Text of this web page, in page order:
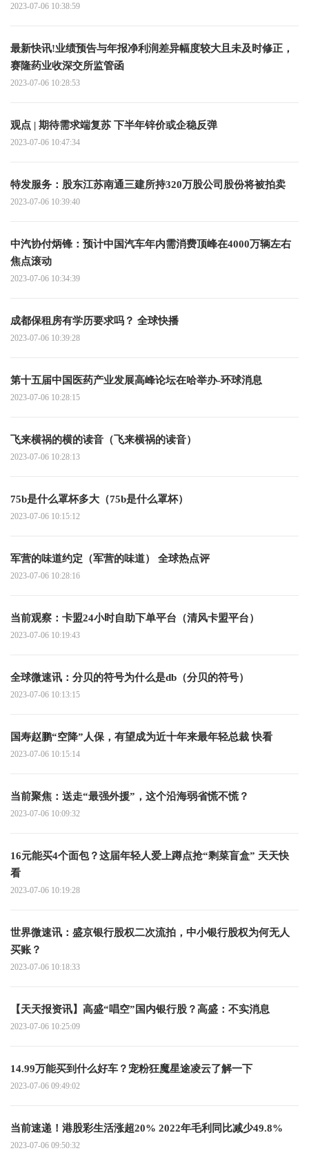
2023-07-06 10:38:59
最新快讯!业绩预告与年报净利润差异幅度较大且未及时修正，
赛隆药业收深交所监管函
2023-07-06 10:28:53
观点 | 期待需求端复苏 下半年锌价或企稳反弹
2023-07-06 10:47:34
特发服务：股东江苏南通三建所持320万股公司股份将被拍卖
2023-07-06 10:39:40
中汽协付炳锋：预计中国汽车年内需消费顶峰在4000万辆左右
焦点滚动
2023-07-06 10:34:39
成都保租房有学历要求吗？ 全球快播
2023-07-06 10:39:28
第十五届中国医药产业发展高峰论坛在哈举办-环球消息
2023-07-06 10:28:15
飞来横祸的横的读音（飞来横祸的读音）
2023-07-06 10:28:13
75b是什么罩杯多大（75b是什么罩杯）
2023-07-06 10:15:12
军营的味道约定（军营的味道） 全球热点评
2023-07-06 10:28:16
当前观察：卡盟24小时自助下单平台（清风卡盟平台）
2023-07-06 10:19:43
全球微速讯：分贝的符号为什么是db（分贝的符号）
2023-07-06 10:13:15
国寿赵鹏“空降”人保，有望成为近十年来最年轻总裁 快看
2023-07-06 10:15:14
当前聚焦：送走“最强外援”，这个沿海弱省慌不慌？
2023-07-06 10:09:32
16元能买4个面包？这届年轻人爱上蹲点抢“剩菜盲盒” 天天快
看
2023-07-06 10:19:28
世界微速讯：盛京银行股权二次流拍，中小银行股权为何无人
买账？
2023-07-06 10:18:33
【天天报资讯】高盛“唱空”国内银行股？高盛：不实消息
2023-07-06 10:25:09
14.99万能买到什么好车？宠粉狂魔星途凌云了解一下
2023-07-06 09:49:02
当前速递！港股彩生活涨超20% 2022年毛利同比减少49.8%
2023-07-06 09:50:32